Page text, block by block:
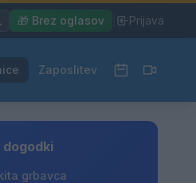
🎁 Brez oglasov Prijava
Zaposlitev
dogodki
grbavca